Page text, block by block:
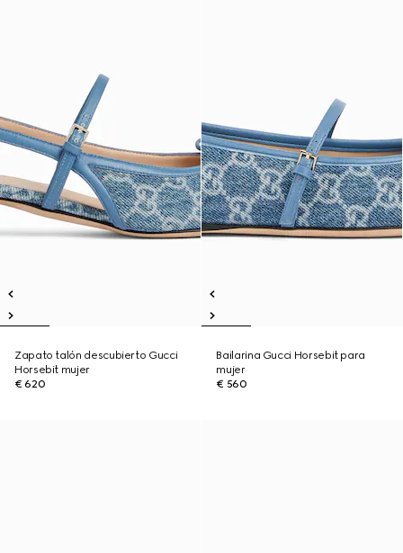
Zapato talón descubierto Gucci
Horsebit mujer
€ 620
Bailarina Gucci Horsebit para
mujer
€ 560